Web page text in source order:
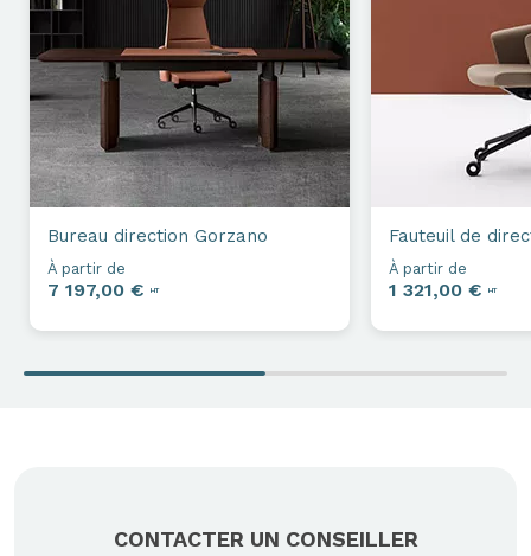
Bureau direction Gorzano
À partir de
7 197,00 € HT
Fauteuil de
À partir de
1 321,00 € HT
CONTACTER UN CONSEILLER